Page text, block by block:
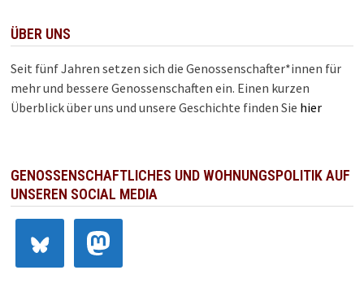
ÜBER UNS
Seit fünf Jahren setzen sich die Genossenschafter*innen für
mehr und bessere Genossenschaften ein. Einen kurzen
Überblick über uns und unsere Geschichte finden Sie hier
GENOSSENSCHAFTLICHES UND WOHNUNGSPOLITIK AUF
UNSEREN SOCIAL MEDIA